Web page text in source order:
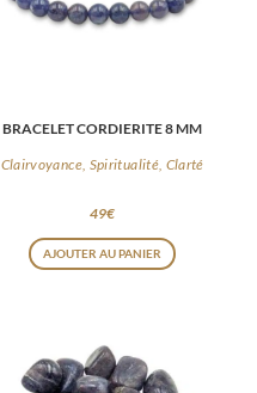
BRACELET CORDIERITE 8 MM
Clairvoyance, Spiritualité, Clarté
49€
AJOUTER AU PANIER